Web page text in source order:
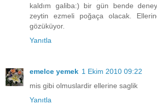
kaldım galiba:) bir gün bende
zeytin ezmeli poğaça olacak.
gözüküyor.
Yanıtla
emelce yemek 1 Ekim 2010 09:22
mis gibi olmuslardir ellerine saglik
Yanıtla